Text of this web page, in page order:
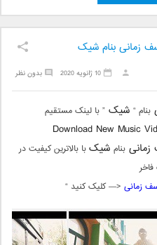
زمانی بنام شیک
بدون نظر 10 ژانویه 2020
بنام “ شیک” با لینک مستقیم
Download New Music
بنام شیکبا بالاترین کیفیت در
زمانی <— کلیک کنید “